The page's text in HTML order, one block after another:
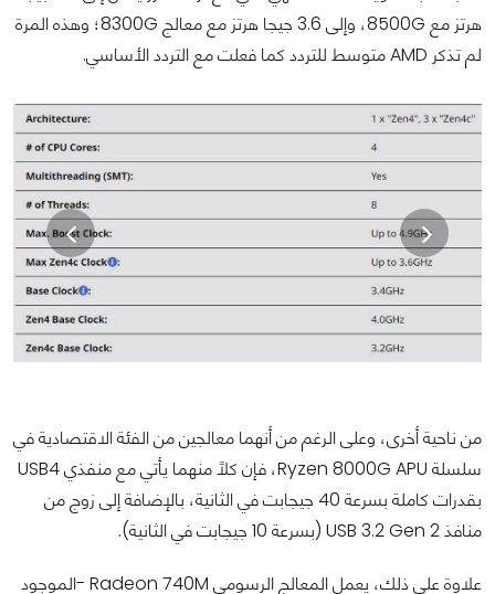
هرتز مع 8500G، وإلى 3.6 جيجا هرتز مع معالج 8300G؛ وهذه المرة
لم تذكر AMD متوسط للتردد كما فعلت مع التردد الأساسي.
من ناحية أخرى، وعلى الرغم من أنهما معالجين من الفئة الاقتصادية في
سلسلة Ryzen 8000G APU، فإن كلاً منهما يأتي مع منفذي USB4
بقدرات كاملة بسرعة 40 جيجابت في الثانية، بالإضافة إلى زوج من
منافذ USB 3.2 Gen 2 (بسرعة 10 جيجابت في الثانية).
علاوة على ذلك، يعمل المعالج الرسومي Radeon 740M -الموجود